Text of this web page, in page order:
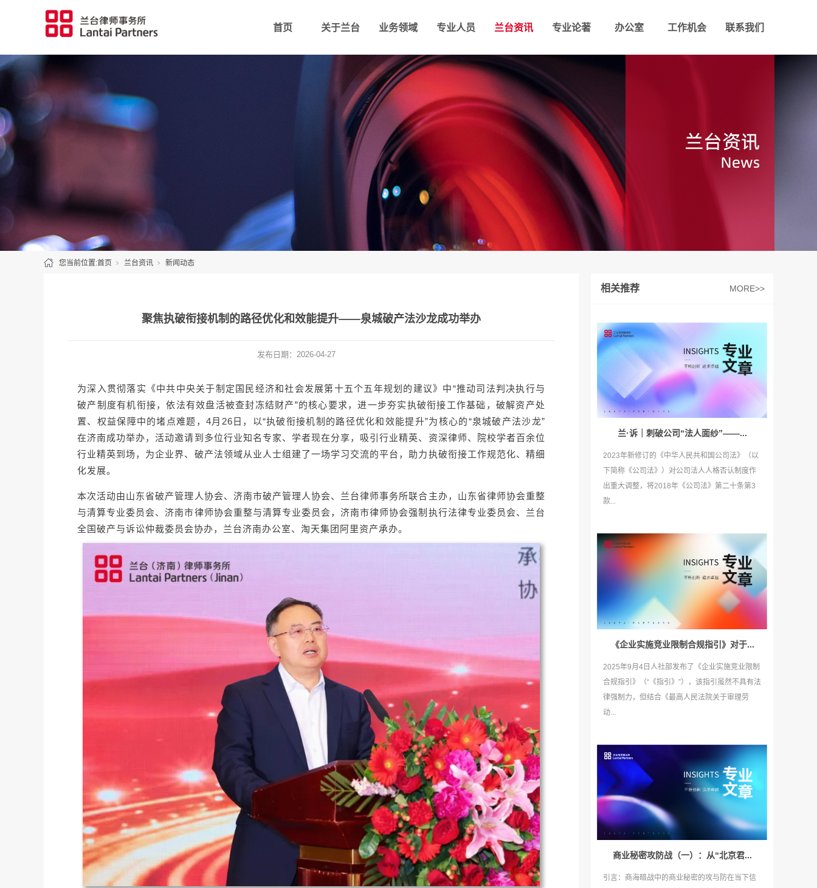
首页 关于兰台 业务领域 专业人员 兰台资讯 专业论著 办公室 工作机会 联系我们
您当前位置:首页 兰台资讯 新闻动态
聚焦执破衔接机制的路径优化和效能提升——泉城破产法沙龙成功举办
发布日期： 2026-04-27
为深入贯彻落实《中共中央关于制定国民经济和社会发展第十五个五年规划的建议》中“推动司法判决执行与
破产制度有机衔接，依法有效盘活被查封冻结财产”的核心要求，进一步夯实执破衔接工作基础，破解资产处
置、权益保障中的堵点难题，4月26日，以“执破衔接机制的路径优化和效能提升”为核心的“泉城破产法沙龙”
在济南成功举办，活动邀请到多位行业知名专家、学者现在分享，吸引行业精英、资深律师、院校学者百余位
行业精英到场，为企业界、破产法领域从业人士组建了一场学习交流的平台，助力执破衔接工作规范化、精细
化发展。
本次活动由山东省破产管理人协会、济南市破产管理人协会、兰台律师事务所联合主办，山东省律师协会重整
与清算专业委员会、济南市律师协会重整与清算专业委员会，济南市律师协会强制执行法律专业委员会、兰台
全国破产与诉讼仲裁委员会协办，兰台济南办公室、淘天集团阿里资产承办。
相关推荐 MORE>>
兰·诉｜刺破公司“法人面纱”——...
2023年新修订的《中华人民共和国公司法》（以
下简称《公司法》）对公司法人人格否认制度作
出重大调整，将2018年《公司法》第二十条第3
款...
《企业实施竞业限制合规指引》对于...
2025年9月4日人社部发布了《企业实施竞业限制
合规指引》（“《指引》”），该指引虽然不具有法
律强制力，但结合《最高人民法院关于审理劳
动...
商业秘密攻防战（一）：从“北京君...
引言：商海暗战中的商业秘密的攻与防在当下信